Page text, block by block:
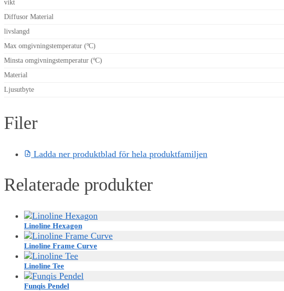
vikt
Diffusor Material
livslangd
Max omgivningstemperatur (ºC)
Minsta omgivningstemperatur (ºC)
Material
Ljusutbyte
Filer
Ladda ner produktblad för hela produktfamiljen
Relaterade produkter
Linoline Hexagon
Linoline Frame Curve
Linoline Tee
Funqis Pendel